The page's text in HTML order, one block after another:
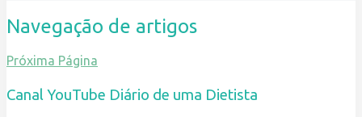
Navegação de artigos
Próxima Página
Canal YouTube Diário de uma Dietista